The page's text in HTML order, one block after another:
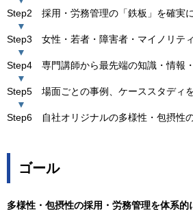
Step2 採用・労務管理の「鉄板」を確実
▼
Step3 女性・若者・障害者・マイノリテ
▼
Step4 専門講師から最先端の知識・情報
▼
Step5 場面ごとの事例、ケーススタディ
▼
Step6 自社オリジナルの多様性・包摂性
ゴール
多様性・包摂性の採用・労務管理を体系的